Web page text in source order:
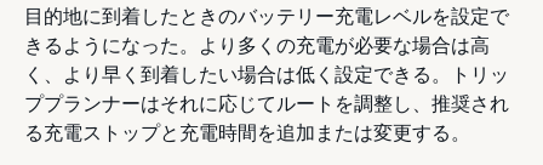
目的地に到着したときのバッテリー充電レベルを設定で
きるようになった。より多くの充電が必要な場合は高
く、より早く到着したい場合は低く設定できる。トリッ
ププランナーはそれに応じてルートを調整し、推奨され
る充電ストップと充電時間を追加または変更する。